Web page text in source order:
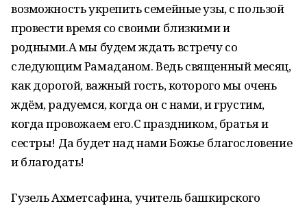
возможность укрепить семейные узы, с пользой
провести время со своими близкими и
родными.А мы будем ждать встречу со
следующим Рамаданом. Ведь священный месяц,
как дорогой, важный гость, которого мы очень
ждём, радуемся, когда он с нами, и грустим,
когда провожаем его.С праздником, братья и
сестры! Да будет над нами Божье благословение
и благодать!
Гузель Ахметсафина, учитель башкирского